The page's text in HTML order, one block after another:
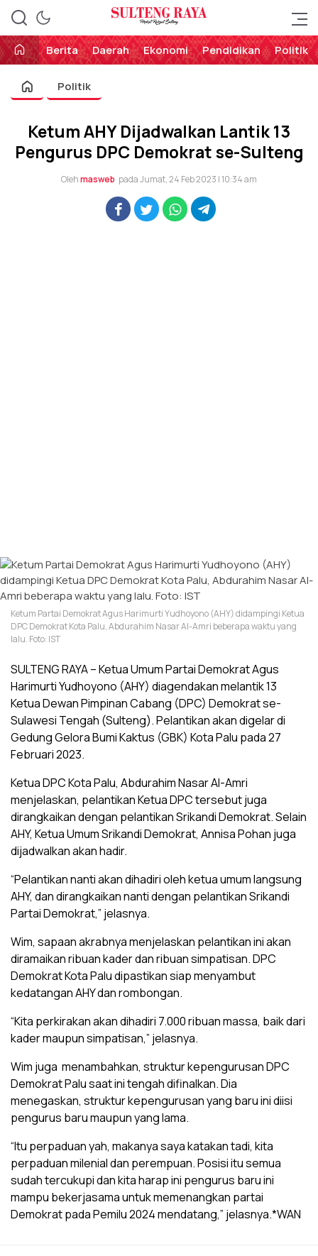
Sulteng Raya
Perekat Rakyat Sulteng
Berita
Daerah Ekonomi Pendidikan Politik
Politik
Ketum AHY Dijadwalkan Lantik 13
Pengurus DPC Demokrat se-Sulteng
Olehmasweb pada Jumat, 24 Feb 2023 | 10:34 am
Ketum Partai Demokrat Agus Harimurti Yudhoyono (AHY) didampingi Ketua
DPC Demokrat Kota Palu, Abdurahim Nasar Al-Amri beberapa waktu yang
lalu. Foto: IST
SULTENG RAYA – Ketua Umum Partai Demokrat Agus
Harimurti Yudhoyono (AHY) diagendakan melantik 13
Ketua Dewan Pimpinan Cabang (DPC) Demokrat se-
Sulawesi Tengah (Sulteng). Pelantikan akan digelar di
Gedung Gelora Bumi Kaktus (GBK) Kota Palu pada 27
Februari 2023.
Ketua DPC Kota Palu, Abdurahim Nasar Al-Amri
menjelaskan, pelantikan Ketua DPC tersebut juga
dirangkaikan dengan pelantikan Srikandi Demokrat. Selain
AHY, Ketua Umum Srikandi Demokrat, Annisa Pohan juga
dijadwalkan akan hadir.
“Pelantikan nanti akan dihadiri oleh ketua umum langsung
AHY, dan dirangkaikan nanti dengan pelantikan Srikandi
Partai Demokrat,” jelasnya.
Wim, sapaan akrabnya menjelaskan pelantikan ini akan
diramaikan ribuan kader dan ribuan simpatisan. DPC
Demokrat Kota Palu dipastikan siap menyambut
kedatangan AHY dan rombongan.
“Kita perkirakan akan dihadiri 7.000 ribuan massa, baik dari
kader maupun simpatisan,” jelasnya.
Wim juga menambahkan, struktur kepengurusan DPC
Demokrat Palu saat ini tengah difinalkan. Dia
menegaskan, struktur kepengurusan yang baru ini diisi
pengurus baru maupun yang lama.
“Itu perpaduan yah, makanya saya katakan tadi, kita
perpaduan milenial dan perempuan. Posisi itu semua
sudah tercukupi dan kita harap ini pengurus baru ini
mampu bekerjasama untuk memenangkan partai
Demokrat pada Pemilu 2024 mendatang,” jelasnya.*WAN